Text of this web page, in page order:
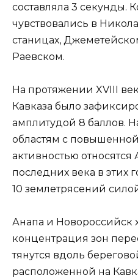
составляла 3 секунды.
чувствовались в
станицах,
Раевском.
На протяжении XVIII
Кавказа было
амплитудой 8 баллов.
областям с
активностью
последних века в этих
10 землетрясений
Анапа и Новороссийск
концентрация зон
тянутся вдоль
расположенной на